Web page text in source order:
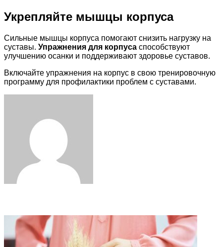
Укрепляйте мышцы корпуса
Сильные мышцы корпуса помогают снизить нагрузку на
суставы. Упражнения для корпуса способствуют
улучшению осанки и поддерживают здоровье суставов.
Включайте упражнения на корпус в свою тренировочную
программу для профилактики проблем с суставами.